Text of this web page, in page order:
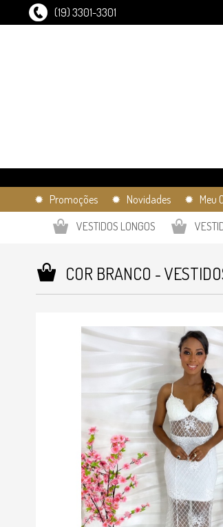
(19) 3301-3301
✹ Promoções ✹ Novidades ✹ Meu
VESTIDOS LONGOS
COR BRANCO -